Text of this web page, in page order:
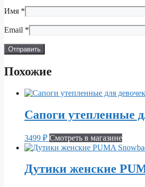
Имя *
Email *
Похожие
Сапоги утепленные
3499 ₽ Смотреть в магазине
Дутики женские